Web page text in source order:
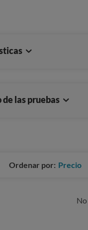
las pruebas
Ordenar por: Precio